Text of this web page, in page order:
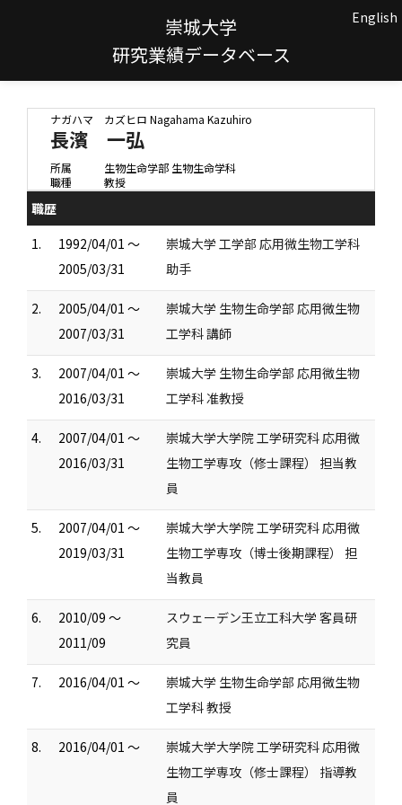
崇城大学
研究業績データベース
English
ナガハマ カズヒロ Nagahama Kazuhiro
長濱 一弘
所属
生物生命学部 生物生命学科
職種
教授
職歴
1.
1992/04/01 ～
2005/03/31
崇城大学 工学部 応用微生物工学科
助手
2.
2005/04/01 ～
2007/03/31
崇城大学 生物生命学部 応用微生物
工学科 講師
3.
2007/04/01 ～
2016/03/31
崇城大学 生物生命学部 応用微生物
工学科 准教授
4.
2007/04/01 ～
2016/03/31
崇城大学大学院 工学研究科 応用微
生物工学専攻（修士課程） 担当教
員
5.
2007/04/01 ～
2019/03/31
崇城大学大学院 工学研究科 応用微
生物工学専攻（博士後期課程） 担
当教員
6.
2010/09 ～
2011/09
スウェーデン王立工科大学 客員研
究員
7. 2016/04/01 ～
崇城大学 生物生命学部 応用微生物
工学科 教授
8. 2016/04/01 ～
崇城大学大学院 工学研究科 応用微
生物工学専攻（修士課程） 指導教
員